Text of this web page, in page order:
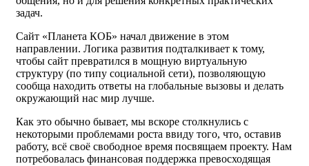
задач.
Сайт «Планета КОБ» начал движение в этом
направлении. Логика развития подталкивает к тому,
чтобы сайт превратился в мощную виртуальную
структуру (по типу социальной сети), позволяющую
сообща находить ответы на глобальные вызовы и делать
окружающий нас мир лучше.
Как это обычно бывает, мы вскоре столкнулись с
некоторыми проблемами роста ввиду того, что, оставив
работу, всё своё свободное время посвящаем проекту. Нам
потребовалась финансовая поддержка превосходящая